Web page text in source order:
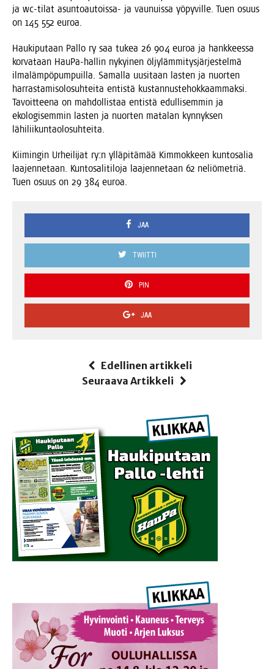
ja wc-tilat asun­toau­tois­sa- ja vau­nuis­sa yöpy­vil­le. Tuen osuus
on 145 552 euroa.
Hau­ki­pu­taan Pal­lo ry saa tukea 26 904 euroa ja hank­kees­sa
kor­va­taan Hau­Pa-hal­lin nykyi­nen öljy­läm­mi­tys­jär­jes­tel­mä
ilma­läm­pö­pum­puil­la. Samal­la uusi­taan las­ten ja nuor­ten
har­ras­ta­mi­so­lo­suh­tei­ta entis­tä kus­tan­nus­te­hok­kaam­mak­si.
Tavoit­tee­na on mah­dol­lis­taa entis­tä edul­li­sem­min ja
eko­lo­gi­sem­min las­ten ja nuor­ten mata­lan kyn­nyk­sen
lähiliikuntaolosuhteita.
Kii­min­gin Urhei­li­jat ry:n yllä­pi­tä­mää Kim­mok­keen kun­to­sa­lia
laa­jen­ne­taan. Kun­to­sa­li­ti­lo­ja laa­jen­ne­taan 62 neliö­met­riä.
Tuen osuus on 29 384 euroa.
JAA
TWIITTI
PIN
JAA
Edellinen artikkeli
Seuraava Artikkeli